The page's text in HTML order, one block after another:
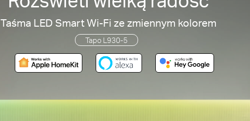
Taśma LED Smart Wi-Fi ze zmiennym kolorem
Tapo L930-5